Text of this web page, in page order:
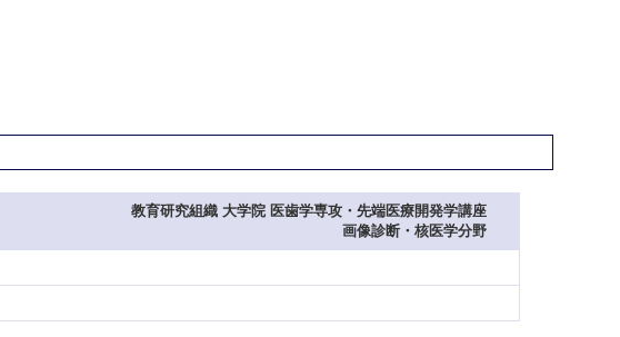
教育研究組織 大学院 医歯学専攻・先端医療開発学講座
画像診断・核医学分野